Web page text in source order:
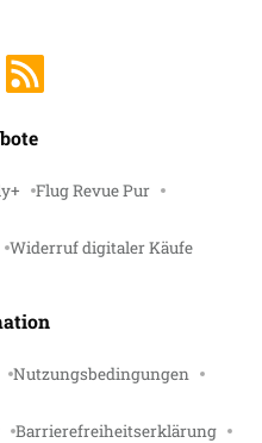
Flug Revue Pur
Widerruf digitaler Käufe
Nutzungsbedingungen
Barrierefreiheitserklärung